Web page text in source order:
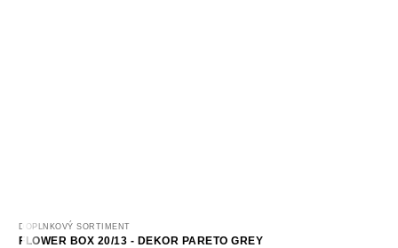
DOPLNKOVÝ SORTIMENT
FLOWER BOX 20/13 - DEKOR PARETO GREY